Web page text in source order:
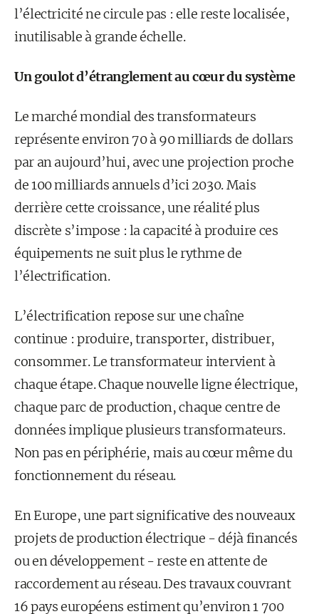
l’électricité ne circule pas : elle reste localisée,
inutilisable à grande échelle.
Un goulot d’étranglement au cœur du système
Le marché mondial des transformateurs
représente environ 70 à 90 milliards de dollars
par an aujourd’hui, avec une projection proche
de 100 milliards annuels d’ici 2030. Mais
derrière cette croissance, une réalité plus
discrète s’impose : la capacité à produire ces
équipements ne suit plus le rythme de
l’électrification.
L’électrification repose sur une chaîne
continue : produire, transporter, distribuer,
consommer. Le transformateur intervient à
chaque étape. Chaque nouvelle ligne électrique,
chaque parc de production, chaque centre de
données implique plusieurs transformateurs.
Non pas en périphérie, mais au cœur même du
fonctionnement du réseau.
En Europe, une part significative des nouveaux
projets de production électrique - déjà financés
ou en développement - reste en attente de
raccordement au réseau. Des travaux couvrant
16 pays européens estiment qu’environ 1 700